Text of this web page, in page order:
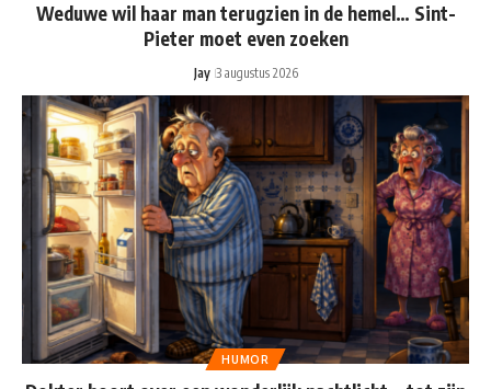
Weduwe wil haar man terugzien in de hemel… Sint-
Pieter moet even zoeken
Jay 3 augustus 2026
HUMOR